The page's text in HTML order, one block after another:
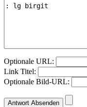
Optionale URL:
Link Titel:
Optionale Bild-URL: